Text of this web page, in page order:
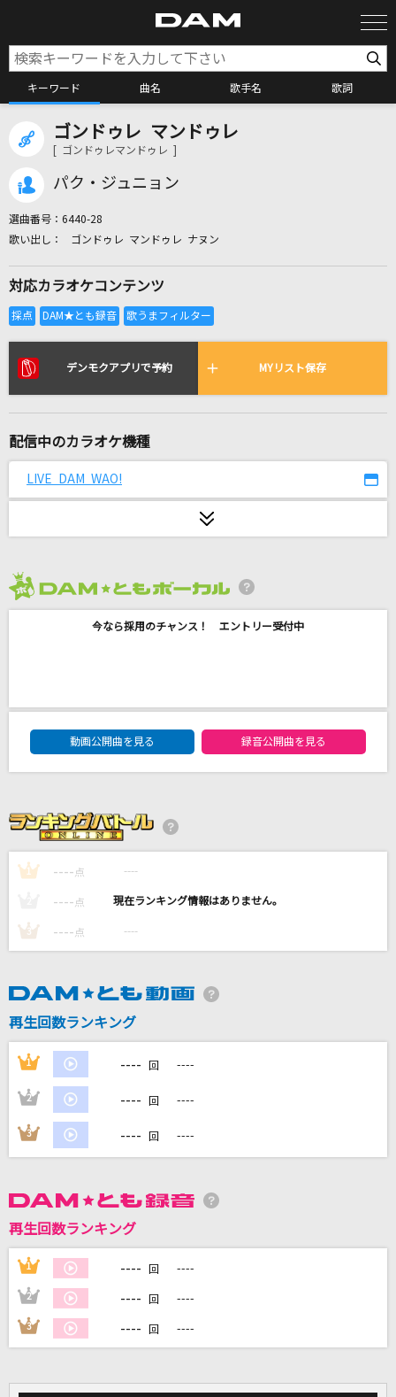
キーワード 曲名 歌手名 歌詞
カラオケ検索
全国りれき
リアルタイムで歌われている曲の一覧
アイネクライネ
[生音]万里の河
[生音]夢幻
Vaundy
アウトサイダー
[生音]青と夏
back number
カラオケ最新情報をチェック！
ゴンドゥレ マンドゥレ
[ ゴンドゥレマンドゥレ ]
パク・ジュニョン
選曲番号： 6440-28
ゴンドゥレ マンドゥレ ナヌン
対応カラオケコンテンツ
デンモクアプリで予約 MYリスト保存
配信中のカラオケ機種
LIVE DAM WAO!
今なら採用のチャンス！ エントリー受付中
DAM★ともボーカルエントリーランキング
動画公開曲を見る
録音公開曲を見る
1 ---- 点 ----
---- 点 ----
3 ---- 点 ----
再生回数ランキング
1 ---- 回 ----
2 ---- 回 ----
3 ---- 回 ----
再生回数ランキング
1 ---- 回 ----
2 ---- 回 ----
3 ---- 回 ----